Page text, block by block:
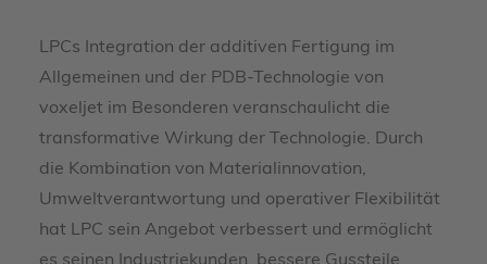
LPCs Integration der additiven Fertigung im
Allgemeinen und der PDB-Technologie von
voxeljet im Besonderen veranschaulicht die
transformative Wirkung der Technologie. Durch
die Kombination von Materialinnovation,
Umweltverantwortung und operativer Flexibilität
hat LPC sein Angebot verbessert und ermöglicht